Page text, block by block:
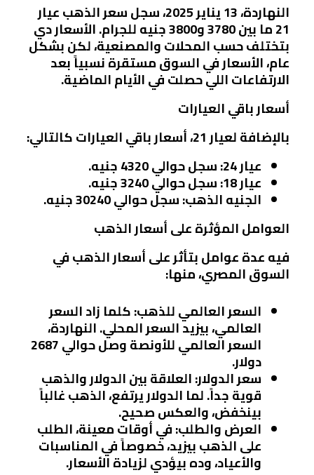
النهاردة، 13 يناير 2025، سجل سعر الذهب عيار
21 ما بين 3780 و3800 جنيه للجرام. الأسعار دي
بتختلف حسب المحلات والمصنعية، لكن بشكل
عام، الأسعار في السوق مستقرة نسبياً بعد
الارتفاعات اللي حصلت في الأيام الماضية.
أسعار باقي العيارات
بالإضافة لعيار 21، أسعار باقي العيارات كالتالي:
عيار 24
: سجل حوالي 4320 جنيه.
عيار 18 : سجل حوالي 3240 جنيه.
الجنيه الذهب: سجل حوالي 30240 جنيه.
العوامل المؤثرة على أسعار الذهب
فيه عدة عوامل بتأثر على أسعار الذهب في
السوق المصري، منها:
السعر العالمي للذهب: كلما زاد السعر
العالمي، بيزيد السعر المحلي. النهاردة،
السعر العالمي للأونصة وصل حوالي 2687
دولار.
سعر الدولار: العلاقة بين الدولار والذهب
قوية جداً. لما الدولار يرتفع، الذهب غالباً
بينخفض، والعكس صحيح.
العرض والطلب: في أوقات معينة، الطلب
على الذهب بيزيد، خصوصاً في المناسبات
والأعياد، وده بيؤدي لزيادة الأسعار.